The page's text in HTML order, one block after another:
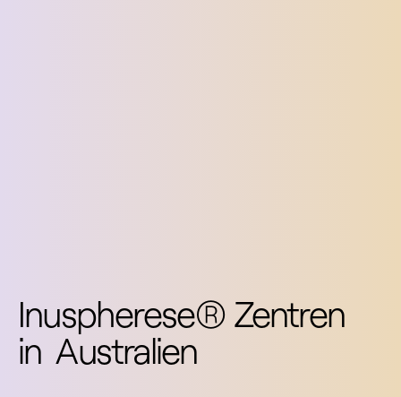
Inuspherese® Zentren
in Australien